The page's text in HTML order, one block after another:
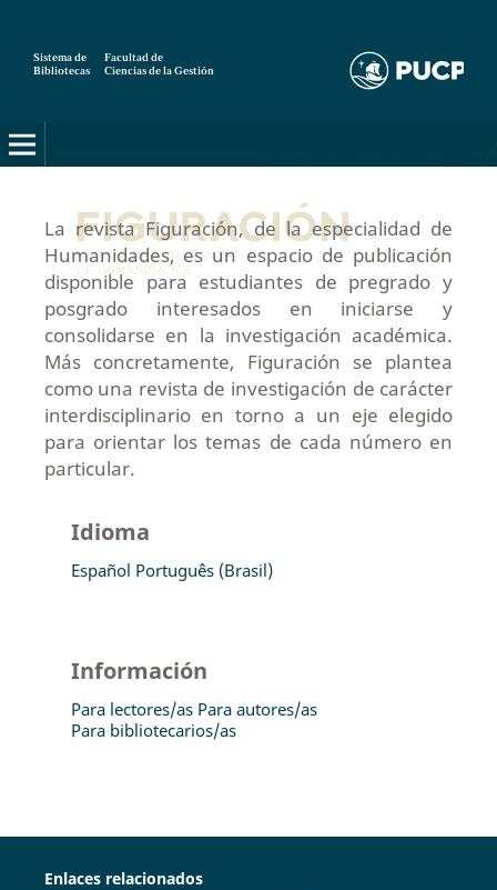
Sistema de
Bibliotecas
Facultad de
Ciencias de la Gestión
La revista Figuración, de la especialidad de
Humanidades, es un espacio de publicación
disponible para estudiantes de pregrado y
posgrado interesados en iniciarse y
consolidarse en la investigación académica.
Más concretamente, Figuración se plantea
como una revista de investigación de carácter
interdisciplinario en torno a un eje elegido
para orientar los temas de cada número en
particular.
Idioma
Español Português (Brasil)
Información
Para lectores/as Para autores/as
Para bibliotecarios/as
Enlaces relacionados